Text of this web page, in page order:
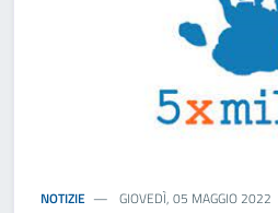
NOTIZIE GIOVEDÌ, 05 MAGGIO 2022